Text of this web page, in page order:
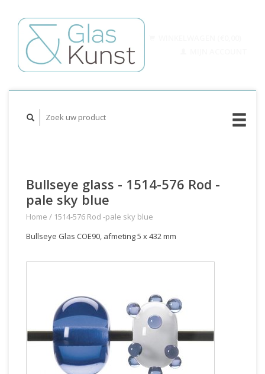
Bullseye glass - 1514-576 Rod -
pale sky blue
Home / 1514-576 Rod -pale sky blue
Bullseye Glas COE90, afmeting 5 x 432 mm